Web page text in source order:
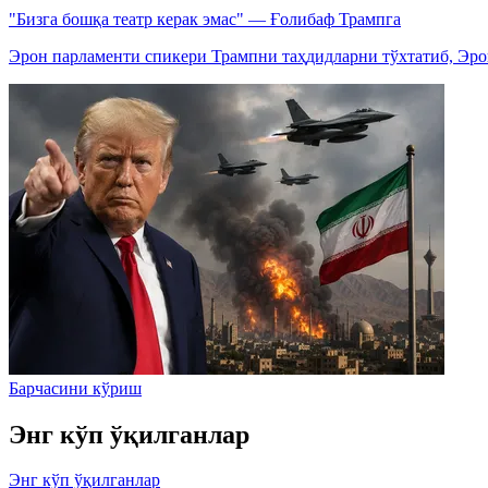
"Бизга бошқа театр керак эмас" — Ғолибаф Трампга
Эрон парламенти спикери Трампни таҳдидларни тўхтатиб,
Барчасини кўриш
Энг кўп ўқилганлар
Энг кўп ўқилганлар